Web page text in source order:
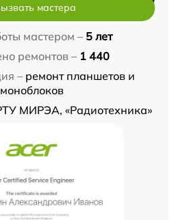
мастера
мастером – 5 лет
ремонтов – 1 440
– ремонт планшетов и
моноблоков
МИРЭА, «Радиотехника»